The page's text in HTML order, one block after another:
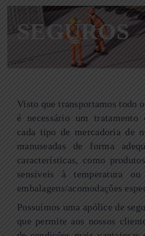
SEGUROS
Visto que transportamos todo
é necessário um tratamento
cada tipo de mercadoria de
manuseadas de forma
características, como
sensíveis à temperatura
embalagens/acomodações
Possuímos uma apólice de
que permite aos nossos